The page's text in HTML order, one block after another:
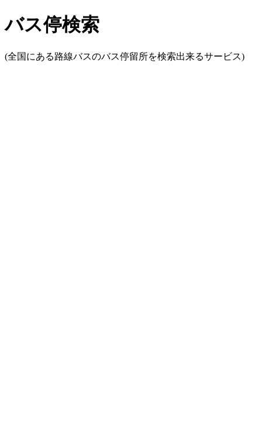
バス停検索
(全国にある路線バスのバス停留所を検索出来るサービス)